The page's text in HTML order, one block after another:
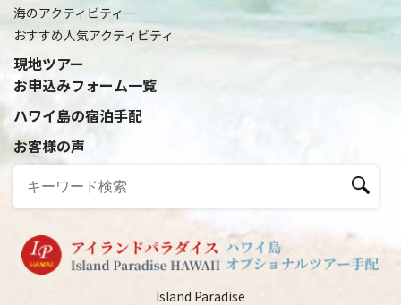
海のアクティビティー
おすすめ人気アクティビティ
現地ツアー
お申込みフォーム一覧
ハワイ島の宿泊手配
お客様の声
Island Paradise